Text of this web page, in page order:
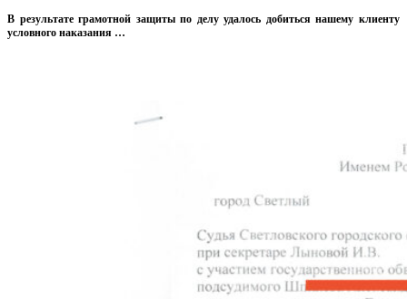
В результате грамотной защиты по делу удалось добиться нашему клиенту
условного наказания …